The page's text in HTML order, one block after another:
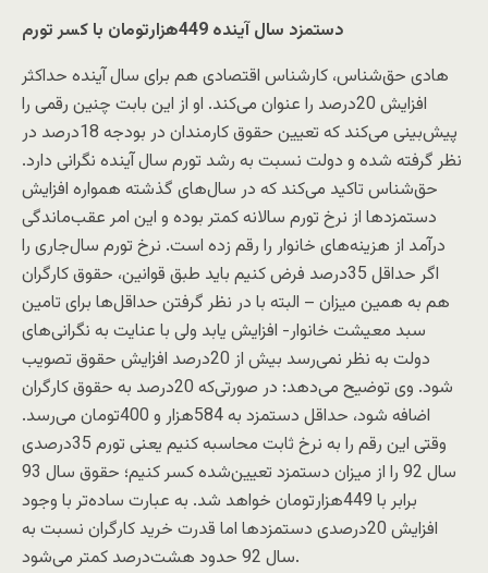
دستمزد سال آینده 449‌هزار‌تومان با کسر تورم
هادی حق‌شناس، کارشناس اقتصادی هم برای سال آینده حداکثر
افزایش 20‌درصد را عنوان می‌کند. او از این بابت چنین رقمی را
پیش‌بینی می‌کند که تعیین حقوق کارمندان در بودجه 18‌درصد در
نظر گرفته شده و دولت نسبت به رشد تورم سال آینده نگرانی دارد.
حق‌شناس تاکید می‌کند که در سال‌های گذشته همواره افزایش
دستمزدها از نرخ تورم سالانه کمتر بوده و این امر عقب‌ماندگی
درآمد از هزینه‌های خانوار را رقم زده است. نرخ تورم سال‌جاری را
اگر حداقل 35‌درصد فرض کنیم باید طبق قوانین، حقوق کارگران
هم به همین میزان – البته با در نظر گرفتن حداقل‌ها برای تامین
سبد معیشت خانوار- افزایش یابد ولی با عنایت به نگرانی‌های
دولت به نظر نمی‌رسد بیش از 20‌درصد افزایش حقوق تصویب
شود. وی توضیح می‌دهد: در صورتی‌که 20‌درصد به حقوق کارگران
اضافه شود، حداقل دستمزد به 584‌هزار و 400‌تومان می‌رسد.
وقتی این رقم را به نرخ ثابت محاسبه کنیم یعنی تورم 35‌درصدی
سال 92 را از میزان دستمزد تعیین‌شده کسر کنیم؛ حقوق سال 93
برابر با 449‌هزار‌تومان خواهد شد. به عبارت ساده‌تر با وجود
افزایش 20‌درصدی دستمزدها اما قدرت خرید کارگران نسبت به
سال 92 حدود هشت‌درصد کمتر می‌شود.